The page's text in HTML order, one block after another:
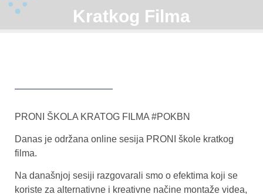
Kratkog Filma
PRONI ŠKOLA KRATOG FILMA #POKBN
Danas je održana online sesija PRONI škole kratkog
filma.
Na današnjoj sesiji razgovarali smo o efektima koji se
koriste za alternativne i kreativne načine montaže videa,